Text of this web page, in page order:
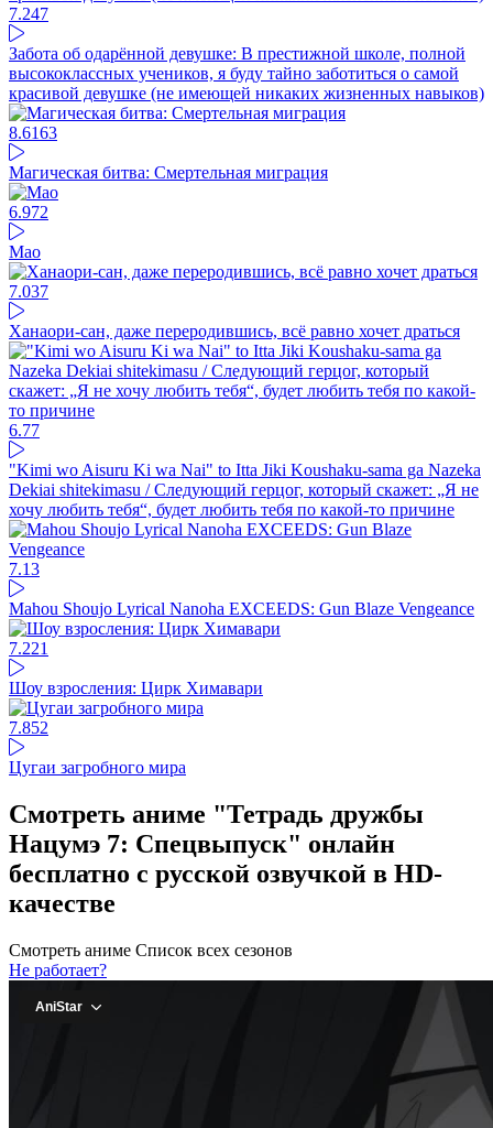
7.247
Забота об одарённой девушке: В престижной школе, полной
высококлассных учеников, я буду тайно заботиться о самой
красивой девушке (не имеющей никаких жизненных навыков)
8.6163
Магическая битва: Смертельная миграция
6.972
Mao
7.037
Ханаори-сан, даже переродившись, всё равно хочет драться
6.77
"Kimi wo Aisuru Ki wa Nai" to Itta Jiki Koushaku-sama ga Nazeka
Dekiai shitekimasu / Следующий герцог, который скажет: „Я не
хочу любить тебя“, будет любить тебя по какой-то причине
7.13
Mahou Shoujo Lyrical Nanoha EXCEEDS: Gun Blaze Vengeance
7.221
Шоу взросления: Цирк Химавари
7.852
Цугаи загробного мира
Смотреть аниме "Тетрадь дружбы
Нацумэ 7: Спецвыпуск" онлайн
бесплатно с русской озвучкой в HD-
качестве
Смотреть аниме Список всех сезонов
Не работает?